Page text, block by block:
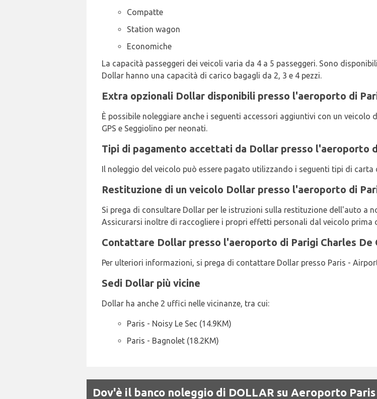
Compatte
Station wagon
Economiche
La capacità passeggeri dei veicoli varia da 4 a 5 passeggeri. Sono
Dollar hanno una capacità di carico bagagli da 2, 3 e 4 pezzi.
Extra opzionali Dollar disponibili presso l'aeroporto di
È possibile noleggiare anche i seguenti accessori aggiuntivi con un
GPS e Seggiolino per neonati.
Tipi di pagamento accettati da Dollar presso l'aeroporto
Il noleggio del veicolo può essere pagato utilizzando i seguenti tipi di carta
Restituzione di un veicolo Dollar presso l'aeroporto di
Si prega di consultare Dollar per le istruzioni sulla restituzione dell'auto a
Assicurarsi inoltre di raccogliere i propri effetti personali dal veicolo prima
Contattare Dollar presso l'aeroporto di Parigi Charles De
Per ulteriori informazioni, si prega di contattare Dollar presso Paris -
Sedi Dollar più vicine
Dollar ha anche 2 uffici nelle vicinanze, tra cui:
Paris - Noisy Le Sec (14.9KM)
Paris - Bagnolet (18.2KM)
Dov'è il banco noleggio di DOLLAR su Aeroporto Paris